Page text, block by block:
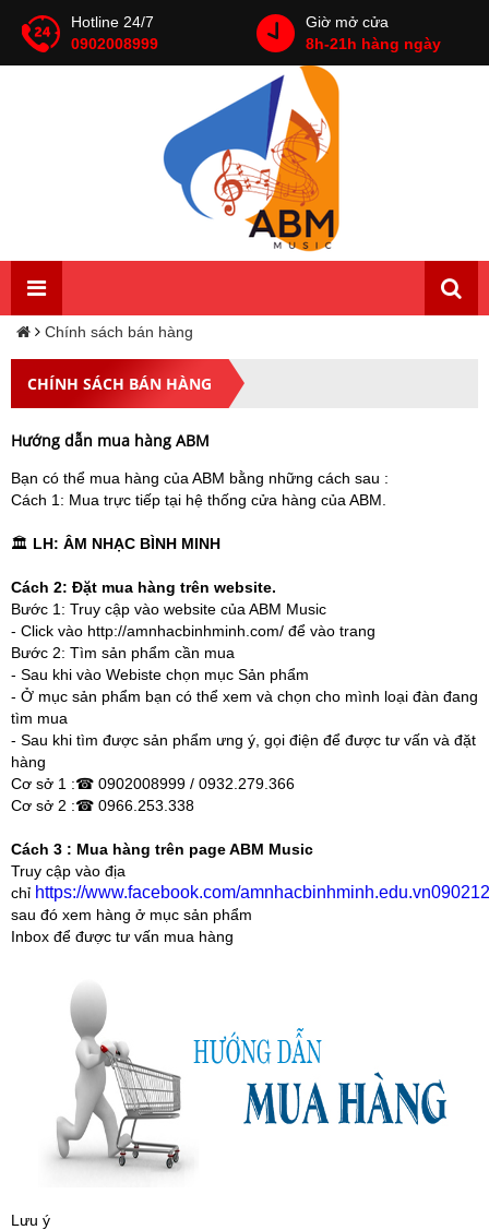
Hotline 24/7
0902008999
Giờ mở cửa
8h-21h hàng ngày
Chính sách bán hàng
CHÍNH SÁCH BÁN HÀNG
Hướng dẫn mua hàng ABM
Bạn có thể mua hàng của ABM bằng những cách sau :
Cách 1: Mua trực tiếp tại hệ thống cửa hàng của ABM.
🏛️ LH: ÂM NHẠC BÌNH MINH
Cách 2: Đặt mua hàng trên website.
Bước 1: Truy cập vào website của ABM Music
- Click vào http://amnhacbinhminh.com/ để vào trang
Bước 2: Tìm sản phẩm cần mua
- Sau khi vào Webiste chọn mục Sản phẩm
- Ở mục sản phẩm bạn có thể xem và chọn cho mình loại đàn đang
tìm mua
- Sau khi tìm được sản phẩm ưng ý, gọi điện để được tư vấn và đặt
hàng
Cơ sở 1 :☎ 0902008999 / 0932.279.366
Cơ sở 2 :☎ 0966.253.338
Cách 3 : Mua hàng trên page ABM Music
Truy cập vào địa
chỉ https://www.facebook.com/
sau đó xem hàng ở mục sản phẩm
Inbox để được tư vấn mua hàng
Lưu ý